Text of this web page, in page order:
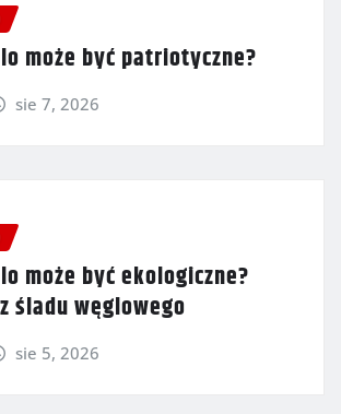
może być patriotyczne?
sie 7, 2026
może być ekologiczne?
śladu węglowego
sie 5, 2026